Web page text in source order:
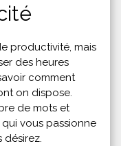
productivité, mais
des heures
comment
on dispose.
de mots et
vous passionne
désirez.